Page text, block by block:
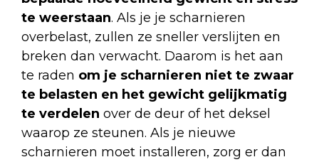
te weerstaan. Als je je scharnieren
overbelast, zullen ze sneller verslijten en
breken dan verwacht. Daarom is het aan
te raden om je scharnieren niet te zwaar
te belasten en het gewicht gelijkmatig
te verdelen over de deur of het deksel
waarop ze steunen. Als je nieuwe
scharnieren moet installeren, zorg er dan